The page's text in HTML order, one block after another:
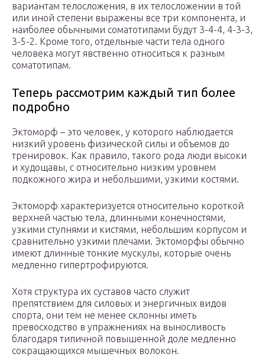
вариантам телосложения, в их телосложении в той
или иной степени выражены все три компонента, и
наиболее обычными соматотипами будут 3-4-4, 4-3-3,
3-5-2. Кроме того, отдельные части тела одного
человека могут явственно относиться к разным
соматотипам.
Теперь рассмотрим каждый тип более
подробно
Эктоморф – это человек, у которого наблюдается
низкий уровень физической силы и объемов до
тренировок. Как правило, такого рода люди высоки
и худощавы, с относительно низким уровнем
подкожного жира и небольшими, узкими костями.
Эктоморф характеризуется относительно короткой
верхней частью тела, длинными конечностями,
узкими ступнями и кистями, небольшим корпусом и
сравнительно узкими плечами. Эктоморфы обычно
имеют длинные тонкие мускулы, которые очень
медленно гипертрофируются.
Хотя структура их суставов часто служит
препятствием для силовых и энергичных видов
спорта, они тем не менее склонны иметь
превосходство в упражнениях на выносливость
благодаря типичной повышенной доле медленно
сокращающихся мышечных волокон.